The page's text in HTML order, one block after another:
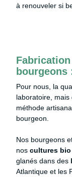
à renouveler si
bourgeons
Pour nous, la
laboratoire,
méthode
bourgeon.
Nos bourgeons
nos cultures bio
glanés dans des
Atlantique et les